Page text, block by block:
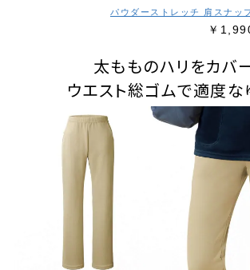
パウダーストレッチ 肩スナッ
￥
太もものハリをカバ
ウエスト総ゴムで適度な